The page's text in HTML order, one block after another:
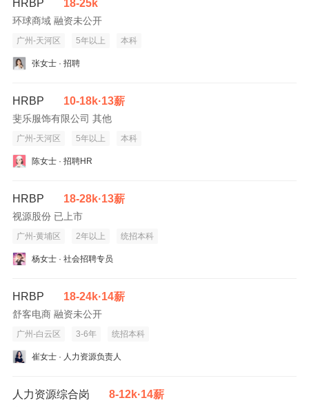
HRBP 18-25k
环球商域 融资未公开
广州-天河区 5年以上 本科
张女士 · 招聘
HRBP 10-18k·13薪
斐乐服饰有限公司 其他
广州-天河区 5年以上 本科
陈女士 · 招聘HR
HRBP 18-28k·13薪
视源股份 已上市
广州-黄埔区 2年以上 统招本科
杨女士 · 社会招聘专员
HRBP 18-24k·14薪
舒客电商 融资未公开
广州-白云区 3-6年 统招本科
崔女士 · 人力资源负责人
人力资源综合岗 8-12k·14薪